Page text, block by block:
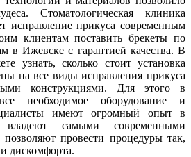
Стоматологическая клиника
исправление прикуса современным
клиентам поставить брекеты по
в Ижевске с гарантией качества. В
узнать, сколько стоит установка
на все виды исправления прикуса
конструкциями. Для этого в
необходимое оборудование и
имеют огромный опыт в
владеют самыми современными
провести процедуры так,
дискомфорта.